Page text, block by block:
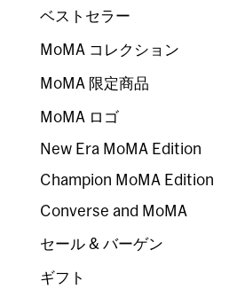
ベストセラー
MoMA コレクション
MoMA 限定商品
MoMA ロゴ
New Era MoMA Edition
Champion MoMA Edition
Converse and MoMA
セール & バーゲン
ギフト